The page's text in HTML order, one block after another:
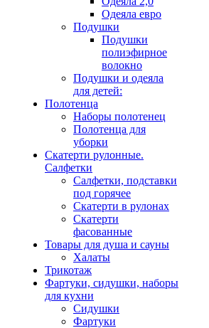
Одеяла евро
Подушки
Подушки
полиэфирное
волокно
Подушки и одеяла
для детей:
Полотенца
Наборы полотенец
Полотенца для
уборки
Скатерти рулонные.
Салфетки
Салфетки, подставки
под горячее
Скатерти в рулонах
Скатерти
фасованные
Товары для душа и сауны
Халаты
Трикотаж
Фартуки, сидушки, наборы
для кухни
Сидушки
Фартуки